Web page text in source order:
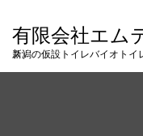
有限会社エム
新潟の仮設トイレバイオトイレ（ウォータス）